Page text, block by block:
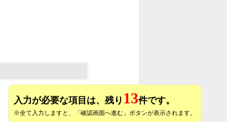
入力が必要な項目は、残り 13件です。
※全て入力しますと、「確認画面へ進む」ボタンが表示されます。